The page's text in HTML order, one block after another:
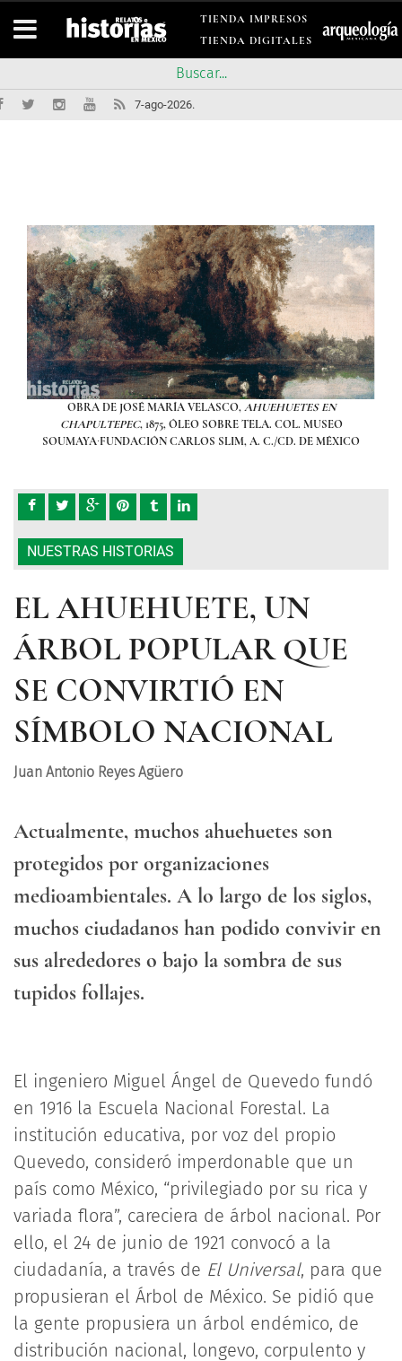
TIENDA IMPRESOS
TIENDA DIGITALES
7-ago-2026.
OBRA DE JOSÉ MARÍA VELASCO,AHUEHUETES EN
CHAPULTEPEC, 1875, ÓLEO SOBRE TELA. COL. MUSEO
SOUMAYA∙FUNDACIÓN CARLOS SLIM, A. C./CD. DE MÉXICO
NUESTRAS HISTORIAS
EL AHUEHUETE, UN
ÁRBOL POPULAR QUE
SE CONVIRTIÓ EN
SÍMBOLO NACIONAL
Juan Antonio Reyes Agüero
Actualmente, muchos ahuehuetes son
protegidos por organizaciones
medioambientales. A lo largo de los siglos,
muchos ciudadanos han podido convivir en
sus alrededores o bajo la sombra de sus
tupidos follajes.
El ingeniero Miguel Ángel de Quevedo fundó
en 1916 la Escuela Nacional Forestal. La
institución educativa, por voz del propio
Quevedo, consideró imperdonable que un
país como México, “privilegiado por su rica y
variada flora”, careciera de árbol nacional. Por
ello, el 24 de junio de 1921 convocó a la
ciudadanía, a través de El Universal, para que
propusieran el Árbol de México. Se pidió que
la gente propusiera un árbol endémico, de
distribución nacional, longevo, corpulento y